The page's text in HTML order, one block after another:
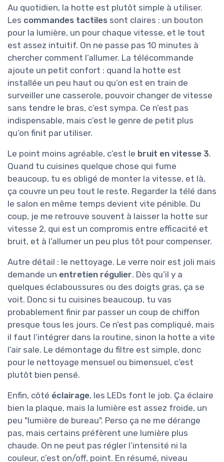
Au quotidien, la hotte est plutôt simple à utiliser.
Les commandes tactiles sont claires : un bouton
pour la lumière, un pour chaque vitesse, et le tout
est assez intuitif. On ne passe pas 10 minutes à
chercher comment l’allumer. La télécommande
ajoute un petit confort : quand la hotte est
installée un peu haut ou qu’on est en train de
surveiller une casserole, pouvoir changer de vitesse
sans tendre le bras, c’est sympa. Ce n’est pas
indispensable, mais c’est le genre de petit plus
qu’on finit par utiliser.
Le point moins agréable, c’est le bruit en vitesse 3.
Quand tu cuisines quelque chose qui fume
beaucoup, tu es obligé de monter la vitesse, et là,
ça couvre un peu tout le reste. Regarder la télé dans
le salon en même temps devient vite pénible. Du
coup, je me retrouve souvent à laisser la hotte sur
vitesse 2, qui est un compromis entre efficacité et
bruit, et à l’allumer un peu plus tôt pour compenser.
Autre détail : le nettoyage. Le verre noir est joli mais
demande un entretien régulier. Dès qu’il y a
quelques éclaboussures ou des doigts gras, ça se
voit. Donc si tu cuisines beaucoup, tu vas
probablement finir par passer un coup de chiffon
presque tous les jours. Ce n’est pas compliqué, mais
il faut l’intégrer dans la routine, sinon la hotte a vite
l’air sale. Le démontage du filtre est simple, donc
pour le nettoyage mensuel ou bimensuel, c’est
plutôt bien pensé.
Enfin, côté éclairage, les LEDs font le job. Ça éclaire
bien la plaque, mais la lumière est assez froide, un
peu "lumière de bureau". Perso ça ne me dérange
pas, mais certains préfèrent une lumière plus
chaude. On ne peut pas régler l’intensité ni la
couleur, c’est on/off, point. En résumé, niveau